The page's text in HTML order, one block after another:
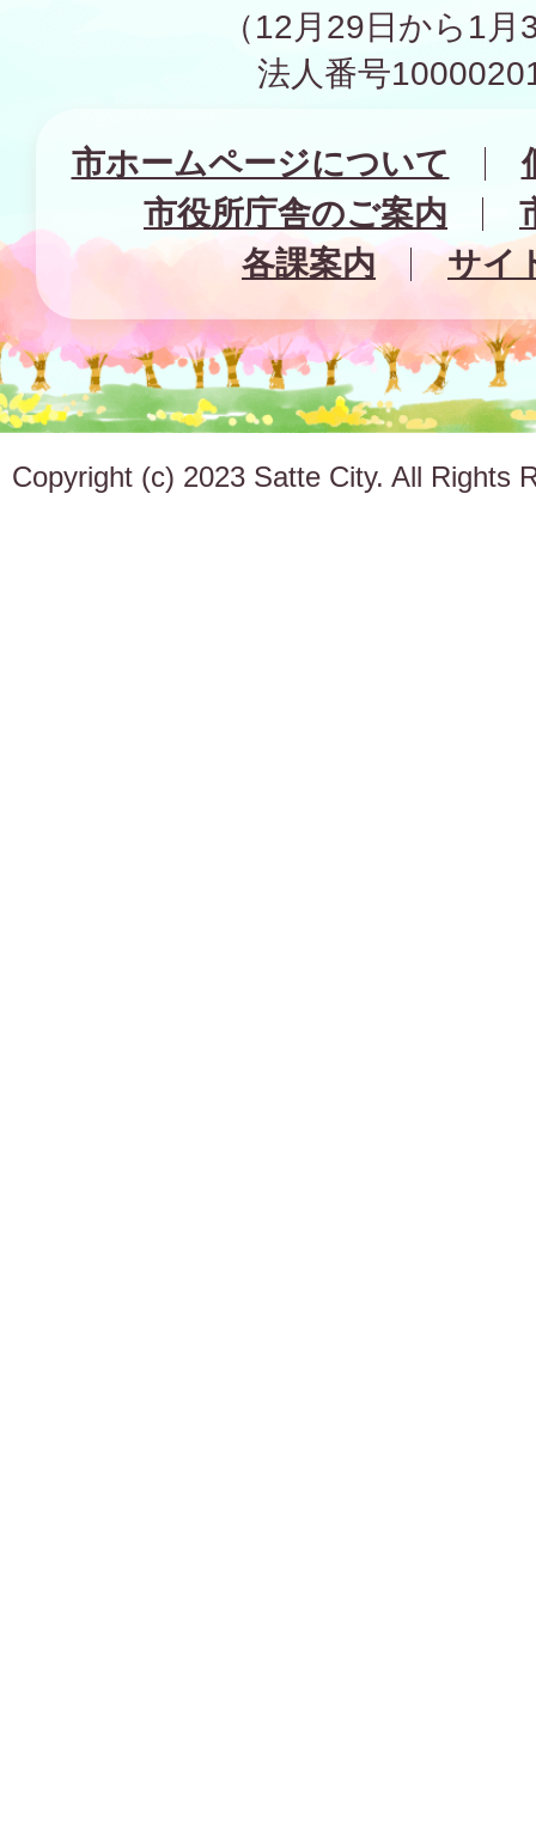
（12月29日から1
法人番号
市ホームページについて
市役所庁舎のご案内
各課案内
サイ
Copyright (c) 2023 Satte City. All Rights